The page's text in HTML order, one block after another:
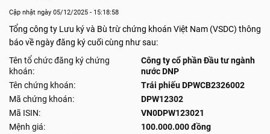
Cập nhật ngày 05/12/2025 - 15:18:58
Tổng công ty Lưu ký và Bù trừ chứng khoán Việt Nam (VSDC) thông
báo về ngày đăng ký cuối cùng như sau:
Tên tổ chức đăng ký chứng
khoán:
Công ty cổ phần Đầu tư ngành
nước DNP
Tên chứng khoán:
Trái phiếu DPWCB2326002
Mã chứng khoán:
DPW12302
Mã ISIN:
VN0DPW123021
Mệnh giá:
100.000.000 đồng